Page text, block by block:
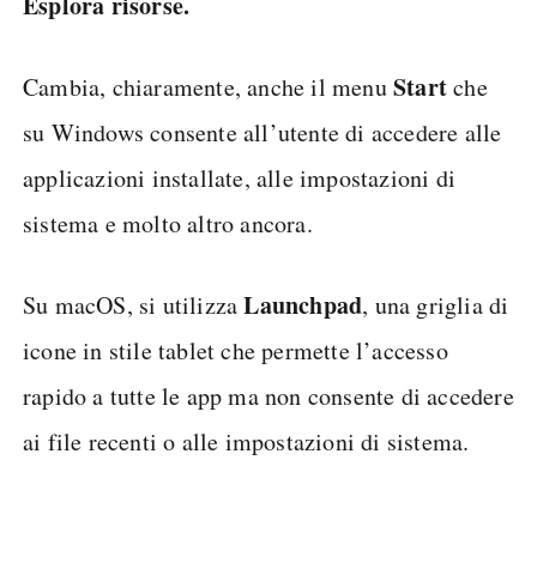
Cambia, chiaramente, anche il menuStartche
su Windows consente all’utente di accedere alle
applicazioni installate, alle impostazioni di
sistema e molto altro ancora.
Su macOS, si utilizzaLaunchpad, una griglia di
icone in stile tablet che permette l’accesso
rapido a tutte le app ma non consente di accedere
ai file recenti o alle impostazioni di sistema.